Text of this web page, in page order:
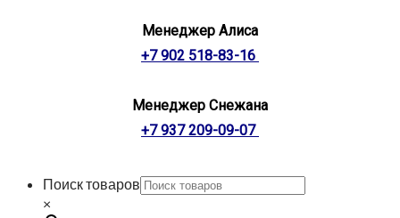
Менеджер Алиса
+7 902 518-83-16
Менеджер Снежана
+7 937 209-09-07
Поиск товаров
×